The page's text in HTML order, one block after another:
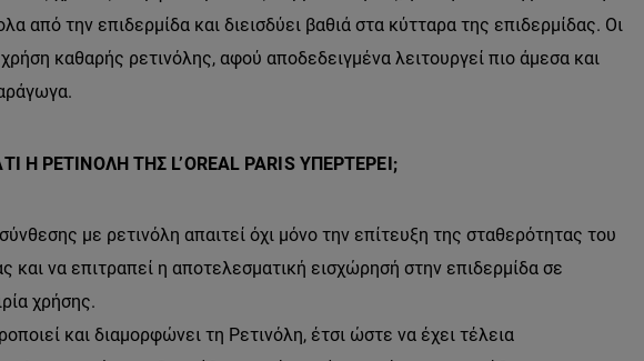
από την επιδερμίδα και διεισδύει βαθιά στα κύτταρα της επιδερμίδας. Οι
καθαρής ρετινόλης, αφού αποδεδειγμένα λειτουργεί πιο άμεσα και
Η ΡΕΤΙΝΟΛΗ ΤΗΣ L’OREAL PARIS ΥΠΕΡΤΕΡΕΙ;
με ρετινόλη απαιτεί όχι μόνο την επίτευξη της σταθερότητας του
και να επιτραπεί η αποτελεσματική εισχώρησή στην επιδερμίδα σε
χρήσης.
και διαμορφώνει τη Ρετινόλη, έτσι ώστε να έχει τέλεια